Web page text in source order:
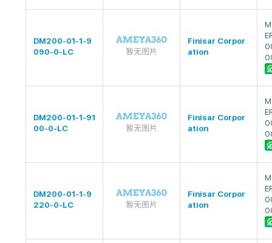
DM200-01-1-9
090-0-LC
Finisar Corpor
ation
DM200-01-1-91
00-0-LC
Finisar Corpor
ation
DM200-01-1-9
220-0-LC
Finisar Corpor
ation